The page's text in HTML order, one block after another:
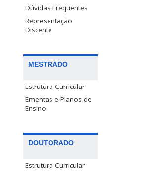
Dúvidas Frequentes
Representação
Discente
MESTRADO
Estrutura Curricular
Ementas e Planos de
Ensino
DOUTORADO
Estrutura Curricular